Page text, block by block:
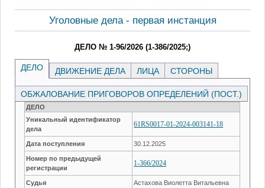
Уголовные дела - первая инстанция
ДЕЛО № 1-96/2026 (1-386/2025;)
ДЕЛО ДВИЖЕНИЕ ДЕЛА ЛИЦА СТОРОНЫ
ОБЖАЛОВАНИЕ ПРИГОВОРОВ ОПРЕДЕЛЕНИЙ (ПОСТ.)
ДЕЛО
Уникальный идентификатор
дела
61RS0017-01-2024-003141-18
Дата поступления 30.12.2025
Номер по предыдущей
регистрации
1-366/2024
Судья Астахова Виолетта Витальевна